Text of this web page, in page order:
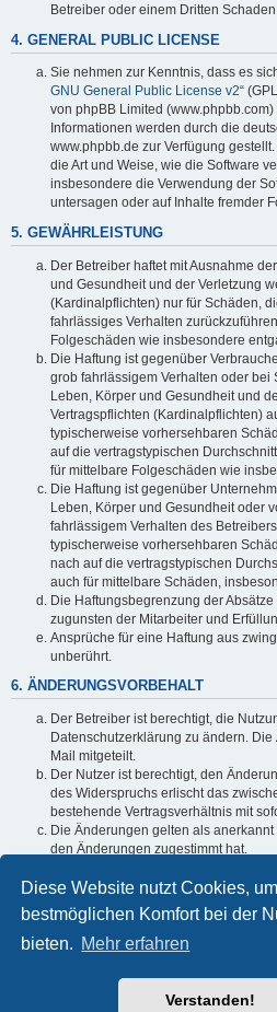
Diese Website nutzt Cookies,
bestmöglichen Komfort bei der
bieten. Mehr erfahren
Verstanden!
Betreiber oder einem Dritten Schaden
4. GENERAL PUBLIC LICENSE
Sie nehmen zur Kenntnis, dass es
GNU General Public License v2“
von phpBB Limited
Informationen werden durch die
www.phpbb.de zur Verfügung
die Art und Weise, wie die Software
insbesondere die Verwendung der
untersagen oder auf Inhalte fremder
5. GEWÄHRLEISTUNG
Der Betreiber haftet mit Ausnahme
und Gesundheit und der Verletzung
(Kardinalpflichten) nur für Schäden,
fahrlässiges Verhalten
Folgeschäden wie insbesondere
Die Haftung ist gegenüber
grob fahrlässigem Verhalten oder bei
Leben, Körper und Gesundheit und
Vertragspflichten (Kardinalpflichten)
typischerweise vorhersehbaren
auf die vertragstypischen
für mittelbare Folgeschäden wie
Die Haftung ist gegenüber
Leben, Körper und Gesundheit oder
fahrlässigem Verhalten des
typischerweise vorhersehbaren
nach auf die vertragstypischen
auch für mittelbare Schäden,
Die Haftungsbegrenzung der
zugunsten der Mitarbeiter und
Ansprüche für eine Haftung aus
unberührt.
6. ÄNDERUNGSVORBEHALT
Der Betreiber ist berechtigt, die
Datenschutzerklärung zu ändern.
Mail mitgeteilt.
Der Nutzer ist berechtigt, den
des Widerspruchs erlischt das
bestehende Vertragsverhältnis mit
Die Änderungen gelten als
den Änderungen zugestimmt hat.
Informationen über den Umgang mit
in der Datenschutzerklärung enthalten.
Powered byphpBB® Forum